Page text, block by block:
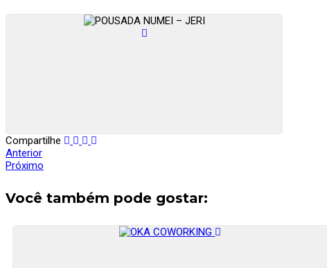
Compartilhe
Anterior
Próximo
Você também pode gostar: